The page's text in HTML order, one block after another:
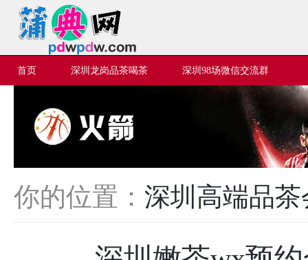
首页 深圳龙岗品茶喝茶 深圳98场微信交流群
你的位置： 深圳高端品茶